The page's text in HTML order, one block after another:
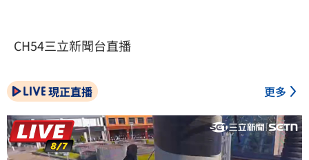
CH54三立新聞台直播
現正直播 更多